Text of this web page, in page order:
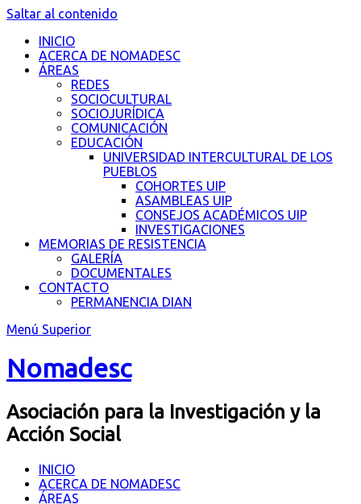
Saltar al contenido
INICIO
ACERCA DE NOMADESC
ÁREAS
REDES
SOCIOCULTURAL
SOCIOJURÍDICA
COMUNICACIÓN
EDUCACIÓN
UNIVERSIDAD INTERCULTURAL DE LOS
PUEBLOS
COHORTES UIP
ASAMBLEAS UIP
CONSEJOS ACADÉMICOS UIP
INVESTIGACIONES
MEMORIAS DE RESISTENCIA
GALERÍA
DOCUMENTALES
CONTACTO
PERMANENCIA DIAN
Menú Superior
Nomadesc
Asociación para la Investigación y la
Acción Social
INICIO
ACERCA DE NOMADESC
ÁREAS